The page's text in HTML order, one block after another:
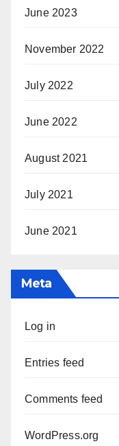
June 2023
November 2022
July 2022
June 2022
August 2021
July 2021
June 2021
Meta
Log in
Entries feed
Comments feed
WordPress.org